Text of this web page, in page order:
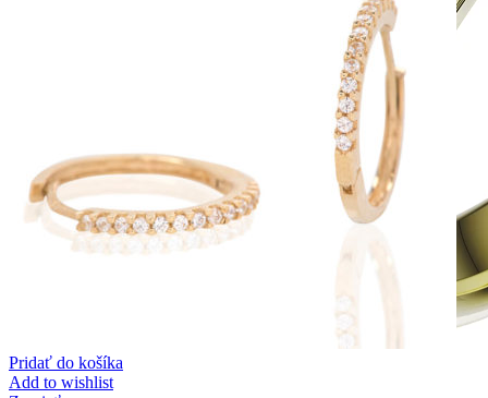
Pridať do košíka
Add to wishlist